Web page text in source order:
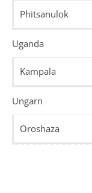
Phitsanulok
Uganda
Kampala
Ungarn
Oroshaza